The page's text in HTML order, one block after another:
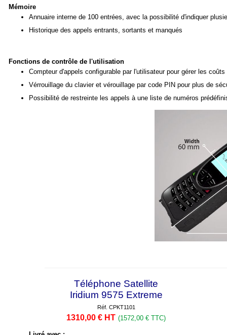
Mémoire
Annuaire interne de 100 entrées, avec la possibilité d'indiquer
Historique des appels entrants, sortants et manqués
Fonctions de contrôle de l'utilisation
Compteur d'appels configurable par l'utilisateur pour gérer les coûts
Vérrouillage du clavier et vérouillage par code PIN pour plus de
Possibilité de restreinte les appels à une liste de numéros
Téléphone Satellite
Iridium 9575 Extreme
Réf. CPKT1101
1310,00 € HT (1572,00 € TTC)